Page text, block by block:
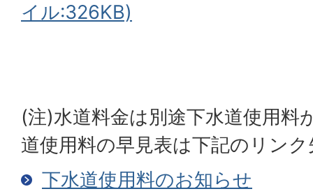
イル:326KB)
(注)水道料金は別途下水道使用料
道使用料の早見表は下記のリン
下水道使用料のお知らせ